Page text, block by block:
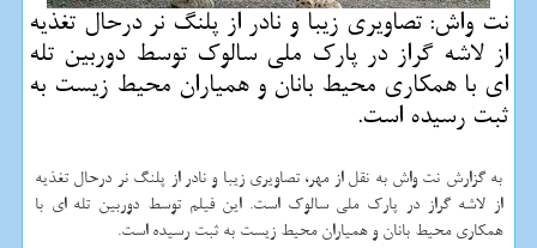
نت واش: تصاویری زیبا و نادر از پلنگ نر درحال تغذیه
از لاشه گراز در پارک ملی سالوک توسط دوربین تله
ای با همکاری محیط بانان و همیاران محیط زیست به
ثبت رسیده است.
به گزارش نت واش به نقل از مهر، تصاویری زیبا و نادر از پلنگ نر درحال تغذیه
از لاشه گراز در پارک ملی سالوک است. این فیلم توسط دوربین تله ای با
همکاری محیط بانان و همیاران محیط زیست به ثبت رسیده است.